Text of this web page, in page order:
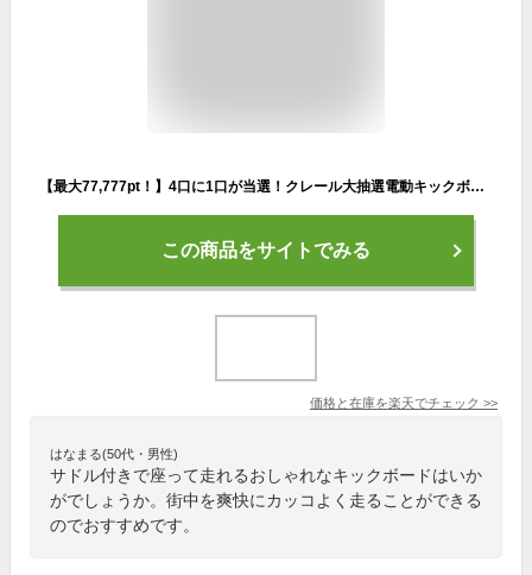
【最大77,777pt！】4口に1口が当選！クレール大抽選電動キックボード サドル プレゼント セット ブラック 一体型ボディ 新基準クリア 公道走行 免許不要 アプリと連動 各種操作可能 体格に合わせてハンドル調整可能 前後 PUアブソーバー採用 長時間 運転 疲れない
この商品をサイトでみる
価格と在庫を楽天でチェック >>
はなまる(50代・男性)
サドル付きで座って走れるおしゃれなキックボードはいか
がでしょうか。街中を爽快にカッコよく走ることができる
のでおすすめです。